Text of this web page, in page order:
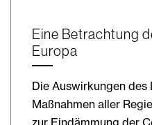
Eine Betrachtung
Europa
Die Auswirkungen
Maßnahmen aller